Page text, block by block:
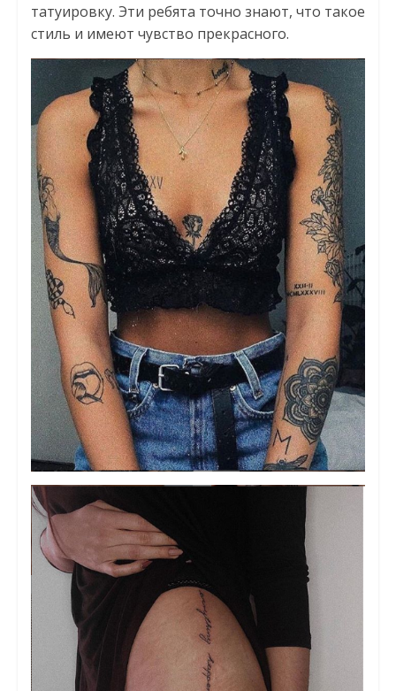
татуировку. Эти ребята точно знают, что такое
стиль и имеют чувство прекрасного.